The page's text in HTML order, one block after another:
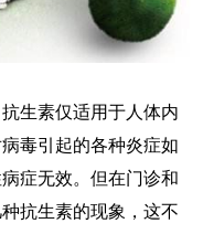
生素仅适用于人体内
毒引起的各种炎症如
症无效。但在门诊和
抗生素的现象，这不